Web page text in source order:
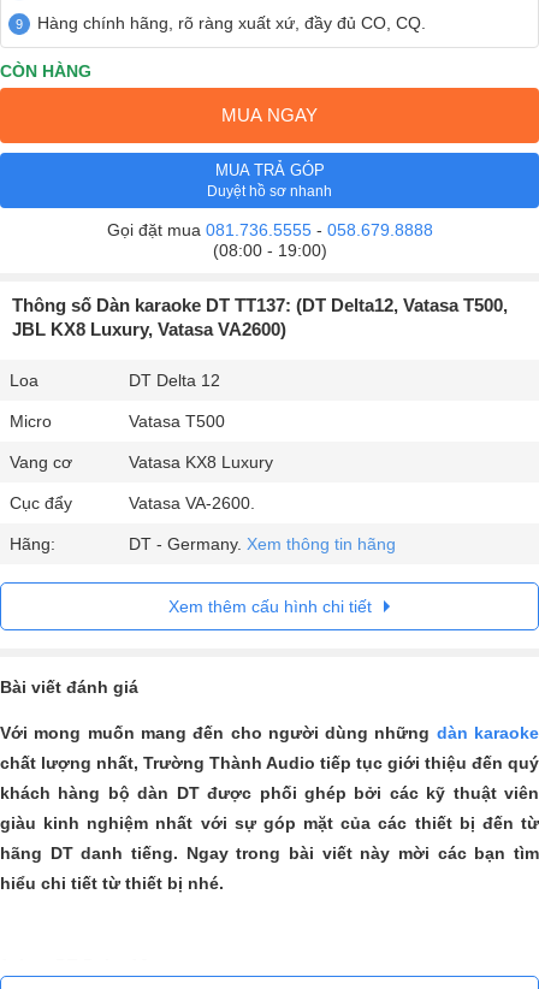
Hàng chính hãng, rõ ràng xuất xứ, đầy đủ CO, CQ.
CÒN HÀNG
MUA NGAY
MUA TRẢ GÓP
Duyệt hồ sơ nhanh
Gọi đặt mua 081.736.5555- 058.679.8888
(08:00 - 19:00)
Thông số Dàn karaoke DT TT137: (DT Delta12, Vatasa T500,
JBL KX8 Luxury, Vatasa VA2600)
Loa DT Delta 12
Micro Vatasa T500
Vang cơ Vatasa KX8 Luxury
Cục đẩy Vatasa VA-2600.
Hãng: DT - Germany. Xem thông tin hãng
Xem thêm cấu hình chi tiết
Bài viết đánh giá
Với mong muốn mang đến cho người dùng những dàn karaoke
chất lượng nhất, Trường Thành Audio tiếp tục giới thiệu đến quý
khách hàng bộ dàn DTđược phối ghép bởi các kỹ thuật viên
giàu kinh nghiệm nhất với sự góp mặt của các thiết bị đến từ
hãng DT danh tiếng. Ngay trong bài viết này mời các bạn tìm
hiểu chi tiết từ thiết bị nhé.